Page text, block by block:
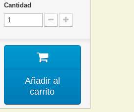
Cantidad
Añadir al
carrito